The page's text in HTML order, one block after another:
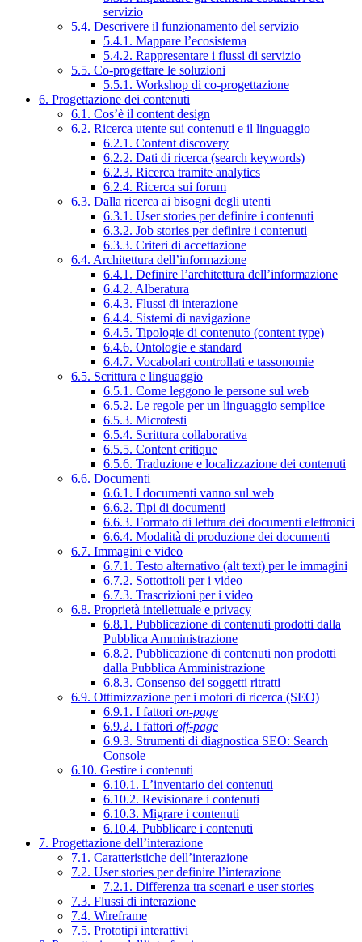
servizio
5.4. Descrivere il funzionamento del servizio
5.4.1. Mappare l’ecosistema
5.4.2. Rappresentare i flussi di servizio
5.5. Co-progettare le soluzioni
5.5.1. Workshop di co-progettazione
6. Progettazione dei contenuti
6.1. Cos’è il content design
6.2. Ricerca utente sui contenuti e il linguaggio
6.2.1. Content discovery
6.2.2. Dati di ricerca (search keywords)
6.2.3. Ricerca tramite analytics
6.2.4. Ricerca sui forum
6.3. Dalla ricerca ai bisogni degli utenti
6.3.1. User stories per definire i contenuti
6.3.2. Job stories per definire i contenuti
6.3.3. Criteri di accettazione
6.4. Architettura dell’informazione
6.4.1. Definire l’architettura dell’informazione
6.4.2. Alberatura
6.4.3. Flussi di interazione
6.4.4. Sistemi di navigazione
6.4.5. Tipologie di contenuto (content type)
6.4.6. Ontologie e standard
6.4.7. Vocabolari controllati e tassonomie
6.5. Scrittura e linguaggio
6.5.1. Come leggono le persone sul web
6.5.2. Le regole per un linguaggio semplice
6.5.3. Microtesti
6.5.4. Scrittura collaborativa
6.5.5. Content critique
6.5.6. Traduzione e localizzazione dei contenuti
6.6. Documenti
6.6.1. I documenti vanno sul web
6.6.2. Tipi di documenti
6.6.3. Formato di lettura dei documenti elettronici
6.6.4. Modalità di produzione dei documenti
6.7. Immagini e video
6.7.1. Testo alternativo (alt text) per le immagini
6.7.2. Sottotitoli per i video
6.7.3. Trascrizioni per i video
6.8. Proprietà intellettuale e privacy
6.8.1. Pubblicazione di contenuti prodotti dalla
Pubblica Amministrazione
6.8.2. Pubblicazione di contenuti non prodotti
dalla Pubblica Amministrazione
6.8.3. Consenso dei soggetti ritratti
6.9. Ottimizzazione per i motori di ricerca (SEO)
6.9.1. I fattori on-page
6.9.2. I fattori off-page
6.9.3. Strumenti di diagnostica SEO: Search
Console
6.10. Gestire i contenuti
6.10.1. L’inventario dei contenuti
6.10.2. Revisionare i contenuti
6.10.3. Migrare i contenuti
6.10.4. Pubblicare i contenuti
7. Progettazione dell’interazione
7.1. Caratteristiche dell’interazione
7.2. User stories per definire l’interazione
7.2.1. Differenza tra scenari e user stories
7.3. Flussi di interazione
7.4. Wireframe
7.5. Prototipi interattivi